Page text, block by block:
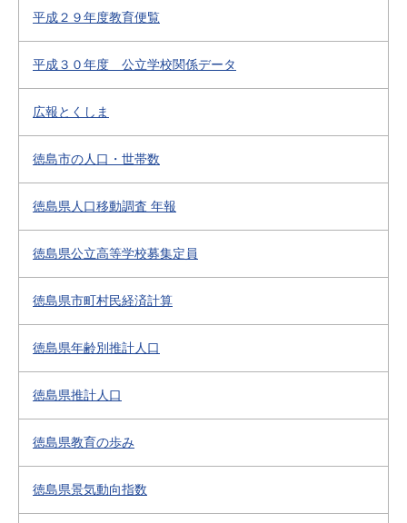
平成２９年度教育便覧
平成３０年度 公立学校関係データ
広報とくしま
徳島市の人口・世帯数
徳島県人口移動調査 年報
徳島県公立高等学校募集定員
徳島県市町村民経済計算
徳島県年齢別推計人口
徳島県推計人口
徳島県教育の歩み
徳島県景気動向指数